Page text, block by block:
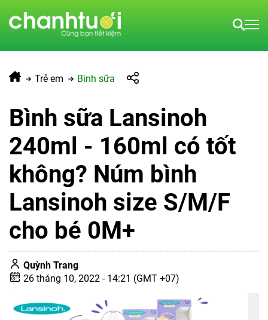
Trẻ em Bình sữa
Bình sữa Lansinoh
240ml - 160ml có tốt
không? Núm bình
Lansinoh size S/M/F
cho bé 0M+
Quỳnh Trang
26 tháng 10, 2022 - 14:21 (GMT +07)